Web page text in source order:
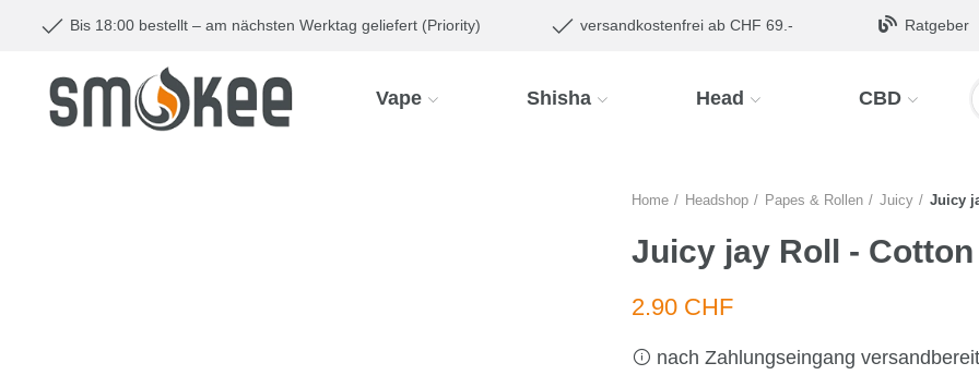
Bis 18:00 bestellt – am nächsten Werktag geliefert (Priority) versandkostenfrei ab CHF 69.- Ratgeber
Vape Shisha Head CBD
Home Headshop Papes & Rollen Juicy Juicy
Juicy jay Roll -
2.90 CHF
nach Zahlungseingang versandbereit